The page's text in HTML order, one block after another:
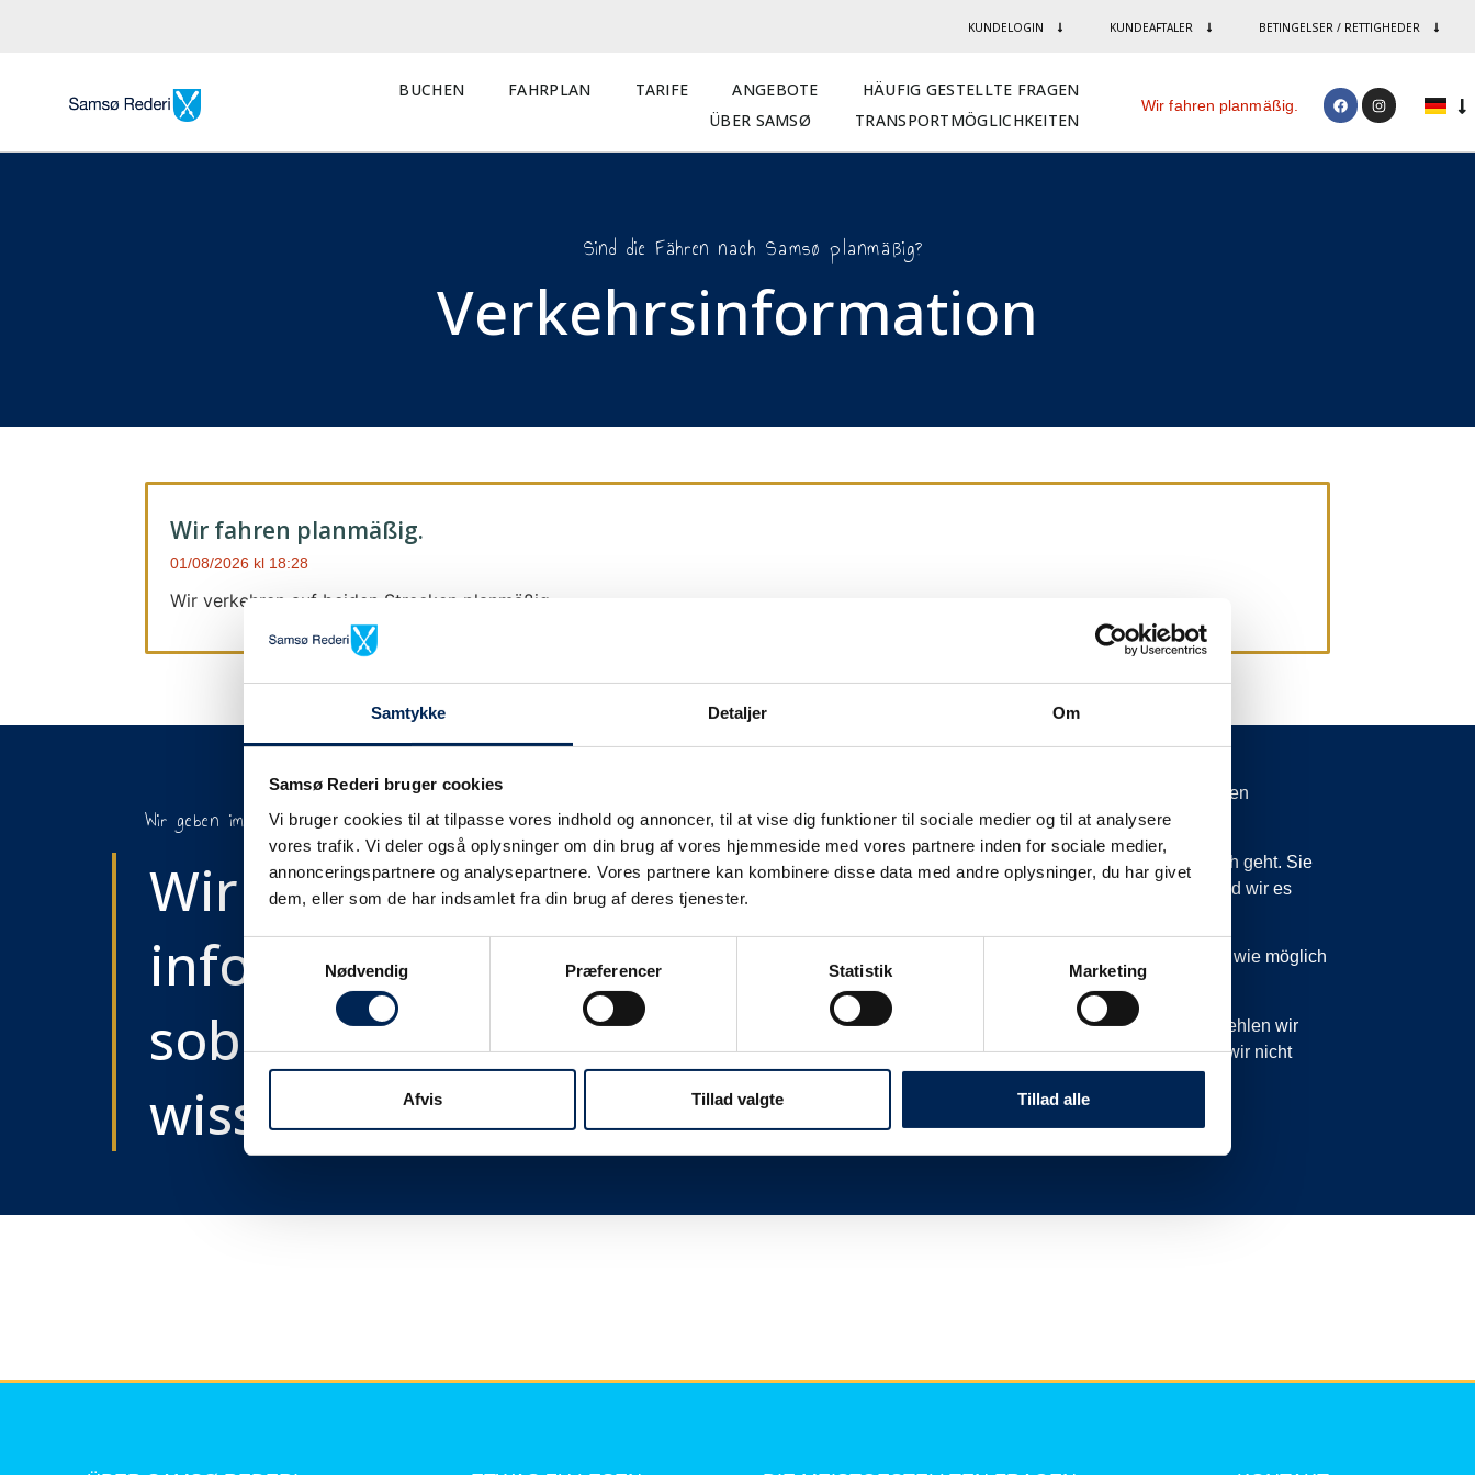
Samtykke Detaljer Om
Samsø Rederi bruger cookies
Vi bruger cookies til at tilpasse vores indhold og annoncer, til at vise dig funktioner til sociale medier og til at analysere
vores trafik. Vi deler også oplysninger om din brug af vores hjemmeside med vores partnere inden for sociale medier,
annonceringspartnere og analysepartnere. Vores partnere kan kombinere disse data med andre oplysninger, du har givet
dem, eller som de har indsamlet fra din brug af deres tjenester.
Nødvendig
Præferencer Statistik Marketing
Afvis Tillad valgte Tillad alle
KUNDELOGIN KUNDEAFTALER BETINGELSER / RETTIGHEDER
BUCHEN FAHRPLAN TARIFE ANGEBOTE
HÄUFIG GESTELLTE FRAGEN
ÜBER SAMSØ
TRANSPORTMÖGLICHKEITEN
Wir fahren planmäßig.
Sind die Fähren nach Samsø planmäßig?
Verkehrsinformation​
Wir fahren planmäßig.
01/08/2026 18:28
Wir verkehren auf beiden Strecken planmäßig.
Wir geben immer Bescheid
Wir werden Sie
informieren,
sobald wir etwas
wissen....
Unsere Verkehrsinformation wir nur bei Verspätungen von mehr als 15 Minuten
upgedatet.
Wir legen großen Wert darauf, unsere Kunden wissen zu lassen, was vor sich geht. Sie
können also sicher sein: Wenn wir sagen, dass wir planmäßig sind, dann sind wir es
Sobald wir wissen, dass wir nicht planmäßig sind, werden wir Sie so schnell wie möglich
informieren.
Wir sind immer sehr beschäftigt, wenn wir nicht planmäßig sind. Daher empfehlen wir
Ihnen, dieser Seite zu folgen und uns nicht anzurufen oder zu schreiben, da wir nicht
mehr zu sagen haben, als Sie hier lesen können.